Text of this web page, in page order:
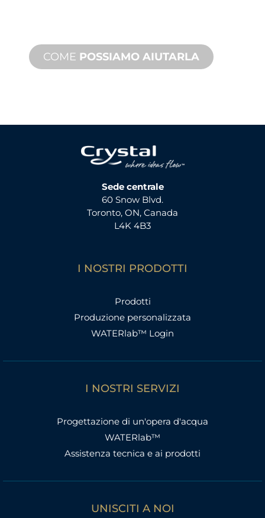
COME POSSIAMO AIUTARLA
Sede centrale
60 Snow Blvd.
Toronto, ON, Canada
L4K 4B3
I NOSTRI PRODOTTI
Prodotti
Produzione personalizzata
WATERlab™ Login
I NOSTRI SERVIZI
Progettazione di un'opera d'acqua
WATERlab™
Assistenza tecnica e ai prodotti
UNISCITI A NOI